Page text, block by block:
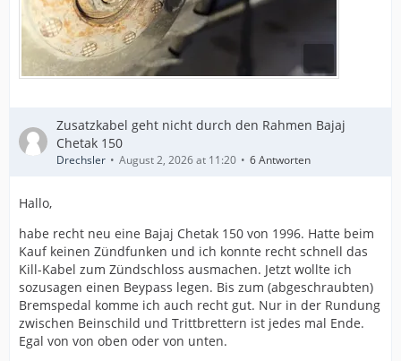
Zusatzkabel geht nicht durch den Rahmen Bajaj
Chetak 150
Drechsler August 2, 2026 at 11:20 6 Antworten
Hallo,
habe recht neu eine Bajaj Chetak 150 von 1996. Hatte beim
Kauf keinen Zündfunken und ich konnte recht schnell das
Kill-Kabel zum Zündschloss ausmachen. Jetzt wollte ich
sozusagen einen Beypass legen. Bis zum (abgeschraubten)
Bremspedal komme ich auch recht gut. Nur in der Rundung
zwischen Beinschild und Trittbrettern ist jedes mal Ende.
Egal von von oben oder von unten.